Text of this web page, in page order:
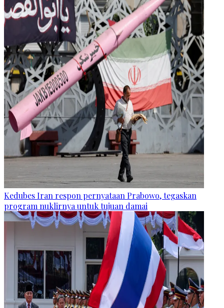
Kedubes Iran respon pernyataan Prabowo, tegaskan
program nuklirnya untuk tujuan damai